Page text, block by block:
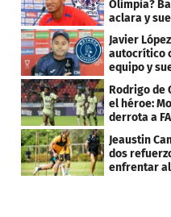
Olimpia?
aclara y
faltaba un
grande"
Javier
autocrítico
equipo y
costó
Rodrigo de
el héroe:
derrota a
Jeaustin
dos
enfrentar